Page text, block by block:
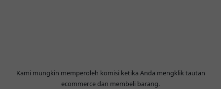
Kami mungkin memperoleh komisi ketika Anda mengklik tautan
ecommerce dan membeli barang.